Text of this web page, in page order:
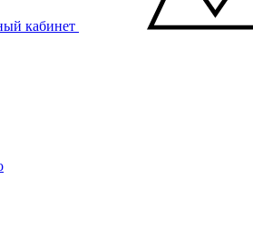
кабинет